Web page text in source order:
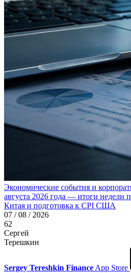
Экономические события и
августа 2026 года — итоги недели
Китая и подготовка к CPI США
07 / 08 / 2026
62
Сергей
Терешкин
Sergey Tereshkin Finance App Store